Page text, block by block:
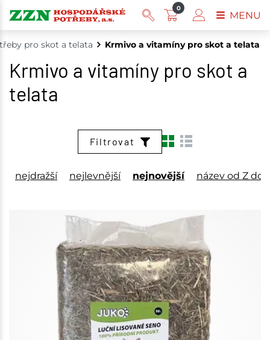
pro skot a telata Krmivo a vitamíny pro skot a telata
Krmivo a vitamíny pro skot a
telata
Filtrovat
nejdražší nejlevnější nejnovější název od Z do
0
MENU